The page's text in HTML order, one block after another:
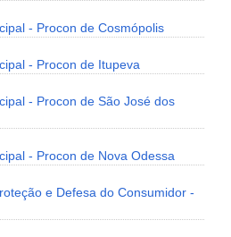
- Procon de Cosmópolis
- Procon de Itupeva
- Procon de São José dos
- Procon de Nova Odessa
e Defesa do Consumidor -